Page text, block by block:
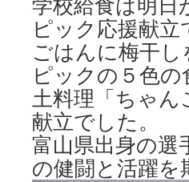
ピック応援献立
ごはんに梅干
ピックの５色
土料理「ちゃん
献立でした。
富山県出身の
の健闘と活躍